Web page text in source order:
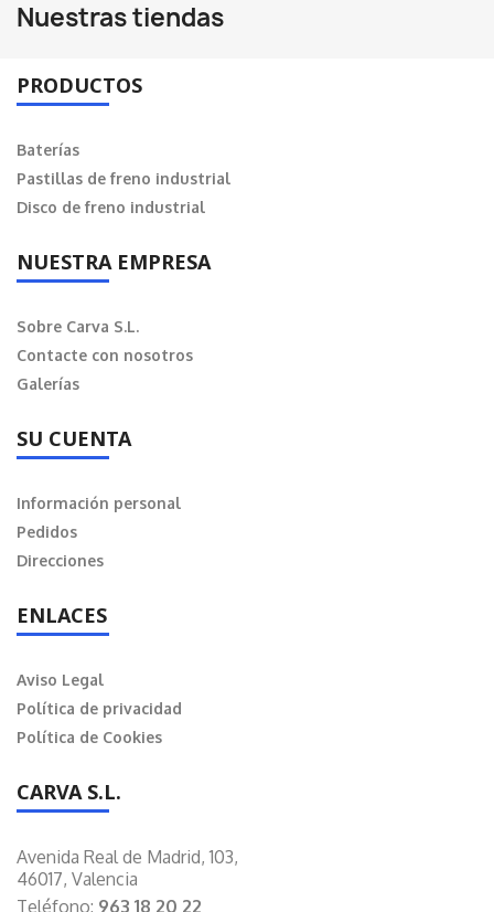
Nuestras tiendas
PRODUCTOS
Baterías
Pastillas de freno industrial
Disco de freno industrial
NUESTRA EMPRESA
Sobre Carva S.L.
Contacte con nosotros
Galerías
SU CUENTA
Información personal
Pedidos
Direcciones
ENLACES
Aviso Legal
Política de privacidad
Política de Cookies
CARVA S.L.
Avenida Real de Madrid, 103,
46017, Valencia
Teléfono: 963 18 20 22